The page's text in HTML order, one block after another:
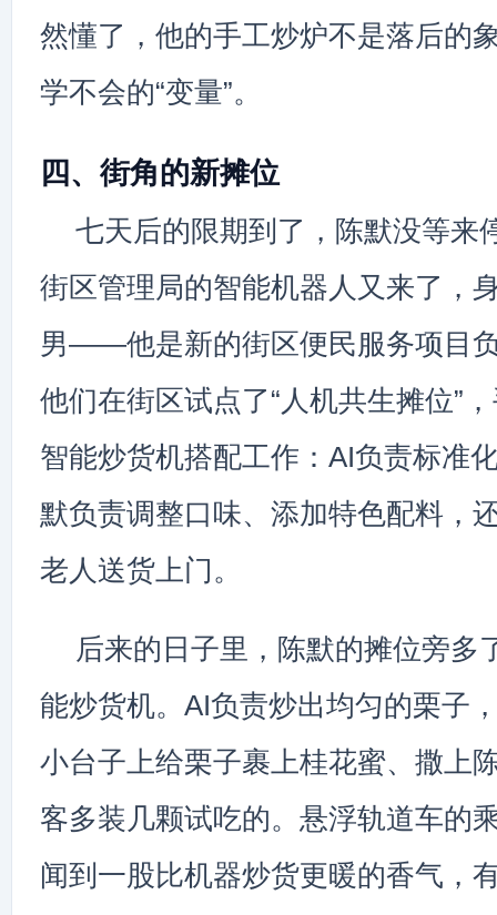
然懂了，他的手工炒炉不是落后的
学不会的“变量”。
四、街角的新摊位
七天后的限期到了，陈默没等来
街区管理局的智能机器人又来了，
男——他是新的街区便民服务项目
他们在街区试点了“人机共生摊位”
智能炒货机搭配工作：AI负责标准
默负责调整口味、添加特色配料，
老人送货上门。
后来的日子里，陈默的摊位旁多
能炒货机。AI负责炒出均匀的栗子
小台子上给栗子裹上桂花蜜、撒上
客多装几颗试吃的。悬浮轨道车的
闻到一股比机器炒货更暖的香气，